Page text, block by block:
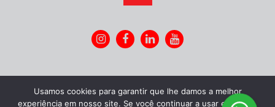
Usamos cookies para garantir que lhe damos a melhor
experiência em nosso site. Se você continuar a usar este site,